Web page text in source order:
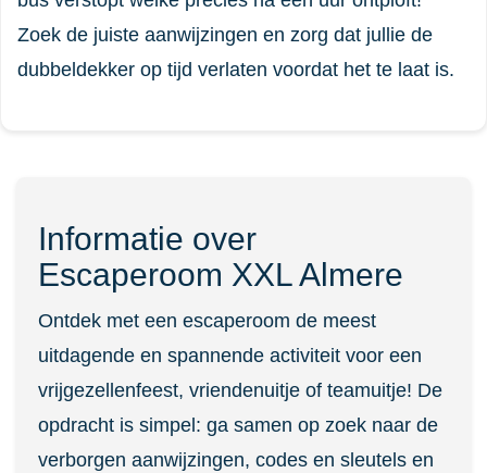
Zoek de juiste aanwijzingen en zorg dat jullie de
dubbeldekker op tijd verlaten voordat het te laat is.
Informatie over
Escaperoom XXL Almere
Ontdek met een escaperoom de meest
uitdagende en spannende activiteit voor een
vrijgezellenfeest, vriendenuitje of teamuitje! De
opdracht is simpel: ga samen op zoek naar de
verborgen aanwijzingen, codes en sleutels en